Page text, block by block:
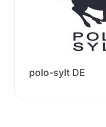
polo-sylt DE